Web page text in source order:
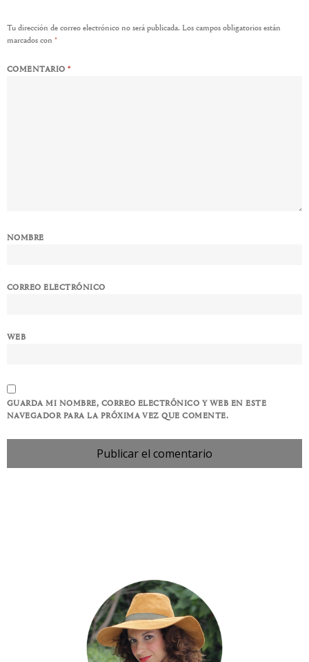
Tu dirección de correo electrónico no será publicada. Los campos obligatorios están
marcados con *
COMENTARIO*
NOMBRE
CORREO ELECTRÓNICO
WEB
GUARDA MI NOMBRE, CORREO ELECTRÓNICO Y WEB EN ESTE
NAVEGADOR PARA LA PRÓXIMA VEZ QUE COMENTE.